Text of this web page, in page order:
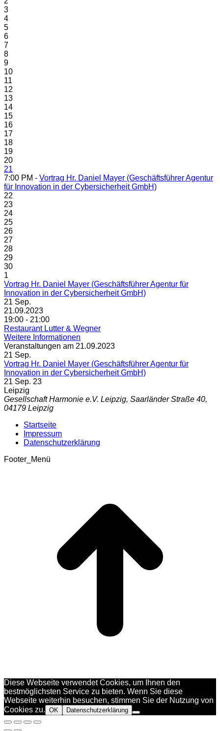
3
4
5
6
7
8
9
10
11
12
13
14
15
16
17
18
19
20
21
7:00 PM - Vortrag Hr. Daniel Mayer (Geschäftsführer Agentur
für Innovation in der Cybersicherheit GmbH)
22
23
24
25
26
27
28
29
30
1
Vortrag Hr. Daniel Mayer (Geschäftsführer Agentur für
Innovation in der Cybersicherheit GmbH)
21 Sep.
21.09.2023
19:00 - 21:00
Restaurant Lutter & Wegner
Weitere Informationen
Veranstaltungen am 21.09.2023
21 Sep.
Vortrag Hr. Daniel Mayer (Geschäftsführer Agentur für
Innovation in der Cybersicherheit GmbH)
21 Sep. 23
Leipzig
Gesellschaft Harmonie e.V. Leipzig, Saarländer Straße 40,
04179 Leipzig
Startseite
Impressum
Datenschutzerklärung
Footer_Menü
Diese Webseite verwendet Cookies, um Ihnen den
bestmöglichsten Service zu bieten. Wenn Sie diese
Webseite weiterhin besuchen, stimmen Sie der Nutzung von
Cookies zu. OK Datenschutzerklärung